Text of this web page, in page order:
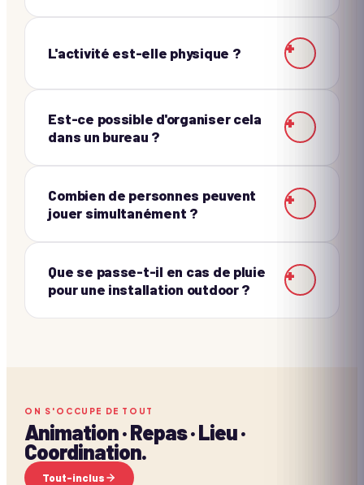
L'activité est-elle physique ? +
Est-ce possible d'organiser cela
dans un bureau ?
+
Combien de personnes peuvent
jouer simultanément ?
+
Que se passe-t-il en cas de pluie
pour une installation outdoor ?
+
ON S'OCCUPE DE TOUT
Animation · Repas · Lieu ·
Coordination.
Tout-inclus